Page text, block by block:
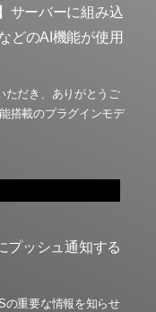
サーバーに組み込
どのAI機能が使用
ただき、ありがとうご
搭載のプラグインモデ
プッシュ通知する
の重要な情報を知らせ